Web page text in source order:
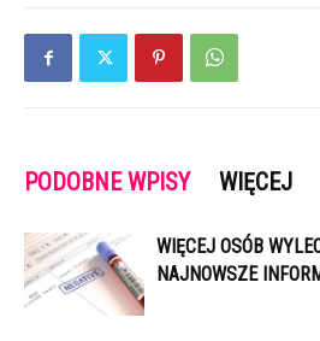
PODOBNE WPISY WIĘCEJ
WIĘCEJ OSÓB
NAJNOWSZE